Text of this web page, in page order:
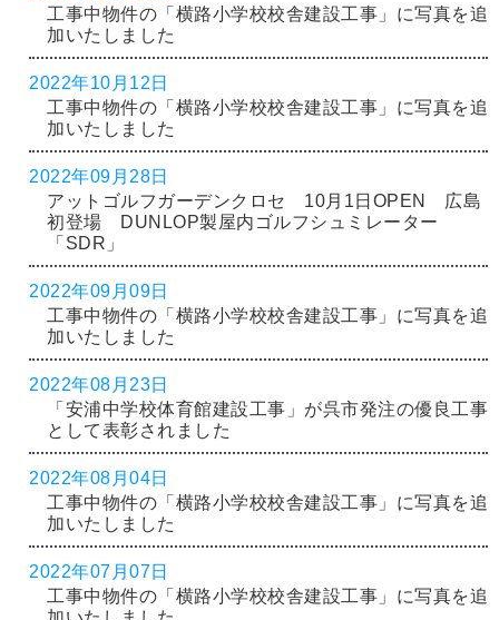
工事中物件の「横路小学校校舎建設工事」に写真を追
加いたしました
2022年10月12日
工事中物件の「横路小学校校舎建設工事」に写真を追
加いたしました
2022年09月28日
アットゴルフガーデンクロセ 10月1日OPEN 広島
初登場 DUNLOP製屋内ゴルフシュミレーター
「SDR」
2022年09月09日
工事中物件の「横路小学校校舎建設工事」に写真を追
加いたしました
2022年08月23日
「安浦中学校体育館建設工事」が呉市発注の優良工事
として表彰されました
2022年08月04日
工事中物件の「横路小学校校舎建設工事」に写真を追
加いたしました
2022年07月07日
工事中物件の「横路小学校校舎建設工事」に写真を追